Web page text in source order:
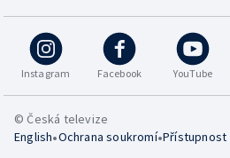
Instagram Facebook YouTube
© Česká televize
English•Ochrana soukromí•Přístupnost